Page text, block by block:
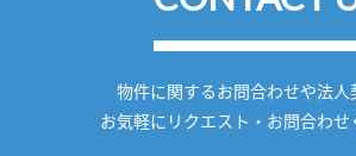
物件に関するお問合わせや法人
お気軽にリクエスト・お問合わせ